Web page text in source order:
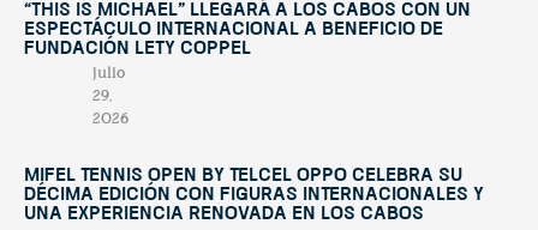
“This Is Michael” llegará a Los Cabos con un
espectáculo internacional a beneficio de
Fundación Lety Coppel
julio
29,
2026
Mifel Tennis Open by Telcel Oppo celebra su
décima edición con figuras internacionales y
una experiencia renovada en Los Cabos